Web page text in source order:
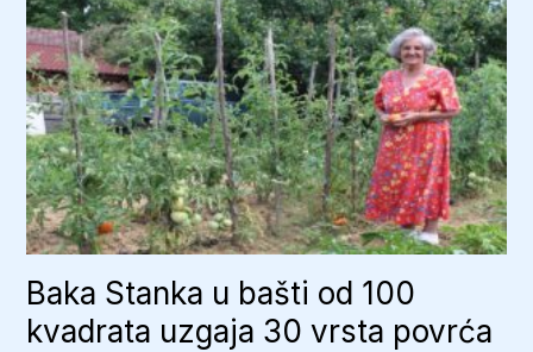
Baka Stanka u bašti od 100
kvadrata uzgaja 30 vrsta povrća